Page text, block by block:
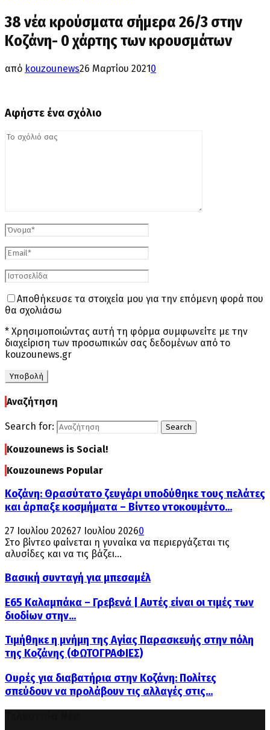
38 νέα κρούσματα σήμερα 26/3 στην
Κοζάνη- 0 χάρτης των κρουσμάτων
από kouzounews26 Μαρτίου 2021 0
Αφήστε ένα σχόλιο
Αποθήκευσε τα στοιχεία μου για την επόμενη φορά που
θα σχολιάσω
* Χρησιμοποιώντας αυτή τη φόρμα συμφωνείτε με την
διαχείριση των προσωπικών σας δεδομένων από το
kouzounews.gr
Αναζήτηση
Search for: Search
Kouzounews is Social!
Kouzounews Popular
Κοζάνη: Θρασύτατο ζευγάρι υποδύθηκε τους πελάτες
και άρπαξε κοσμήματα – Βίντεο ντοκουμέντο...
27 Ιουλίου 202627 Ιουλίου 20260
Στο βίντεο φαίνεται η γυναίκα να περιεργάζεται τις
αλυσίδες και να τις βάζει...
Βασική συνταγή για μπεσαμέλ
Ε65 Καλαμπάκα – Γρεβενά | Αυτές είναι οι τιμές των
διοδίων στην...
Τιμήθηκε η μνήμη της Αγίας Παρασκευής στην πόλη
της Κοζάνης (ΦΩΤΟΓΡΑΦΙΕΣ)
Ουρές για διαβατήρια στην Κοζάνη: Πολίτες
σπεύδουν να προλάβουν τις αλλαγές στις...